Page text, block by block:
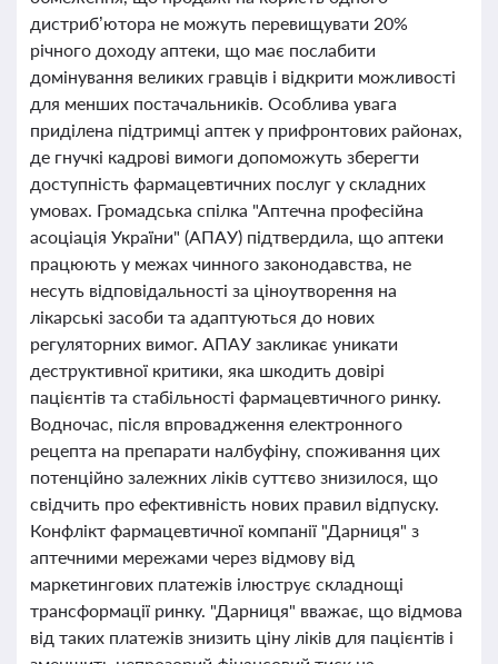
дистриб’ютора не можуть перевищувати 20%
річного доходу аптеки, що має послабити
домінування великих гравців і відкрити можливості
для менших постачальників. Особлива увага
приділена підтримці аптек у прифронтових районах,
де гнучкі кадрові вимоги допоможуть зберегти
доступність фармацевтичних послуг у складних
умовах. Громадська спілка "Аптечна професійна
асоціація України" (АПАУ) підтвердила, що аптеки
працюють у межах чинного законодавства, не
несуть відповідальності за ціноутворення на
лікарські засоби та адаптуються до нових
регуляторних вимог. АПАУ закликає уникати
деструктивної критики, яка шкодить довірі
пацієнтів та стабільності фармацевтичного ринку.
Водночас, після впровадження електронного
рецепта на препарати налбуфіну, споживання цих
потенційно залежних ліків суттєво знизилося, що
свідчить про ефективність нових правил відпуску.
Конфлікт фармацевтичної компанії "Дарниця" з
аптечними мережами через відмову від
маркетингових платежів ілюструє складнощі
трансформації ринку. "Дарниця" вважає, що відмова
від таких платежів знизить ціну ліків для пацієнтів і